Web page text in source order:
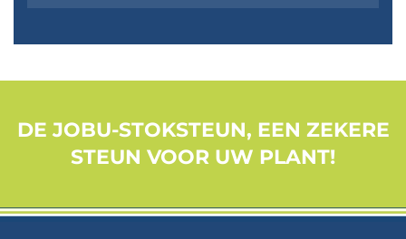
DE JOBU-STOKSTEUN, EEN ZEKERE
STEUN VOOR UW PLANT!